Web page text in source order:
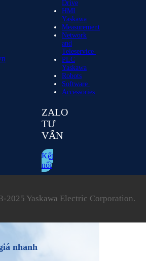
Drive
HMI
Yaskawa
Measurement
Network
and
Teleservice
PLC
Yaskawa
Robots
Software
Accessories
ZALO
TƯ
VẤN
Kết
nối
Yaskawa Electric Corporation.
nhanh